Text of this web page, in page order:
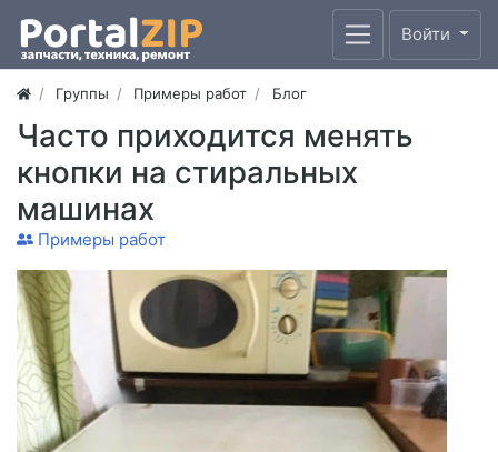
Войти
Группы Примеры работ Блог
Часто приходится менять
кнопки на стиральных
машинах
Примеры работ